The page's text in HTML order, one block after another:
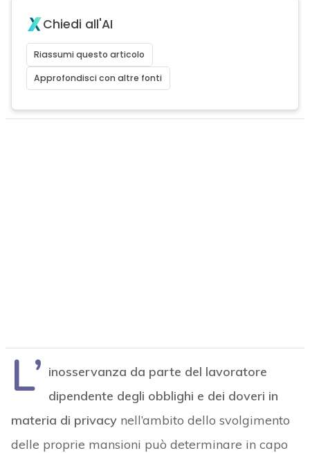
Chiedi all'AI
Riassumi questo articolo
Approfondisci con altre fonti
L’ inosservanza da parte del lavoratore
dipendente degli obblighi e dei doveri in
materia di privacynell’ambito dello svolgimento
delle proprie mansioni può determinare in capo